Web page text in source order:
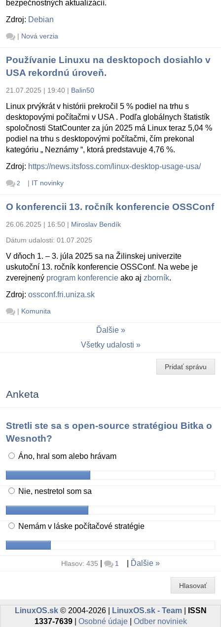
bezpečnostných aktualizácií.
Zdroj: Debian
| Nová verzia
Používanie Linuxu na desktopoch dosiahlo v
USA rekordnú úroveň.
21.07.2025 | 19:40 | Balin50
Linux prvýkrát v histórii prekročil 5 % podiel na trhu s
desktopovými počítačmi v USA . Podľa globálnych štatistík
spoločnosti StatCounter za jún 2025 má Linux teraz 5,04 %
podiel na trhu s desktopovými počítačmi, čím prekonal
kategóriu „ Neznámy “, ktorá predstavuje 4,76 %.
Zdroj: https://news.itsfoss.com/linux-desktop-usage-usa/
2 | IT novinky
O konferencii 13. ročník konferencie OSSConf
26.06.2025 | 16:50 | Miroslav Bendík
Dátum udalosti: 01.07.2025
V dňoch 1. – 3. júla 2025 sa na Žilinskej univerzite
uskutoční 13. ročník konferencie OSSConf. Na webe je
zverejnený program konferencie ako aj zborník.
Zdroj: ossconf.fri.uniza.sk
| Komunita
Ďalšie
Všetky udalosti
Pridať správu
Anketa
Stretli ste sa s open-source stratégiou Bitka o
Wesnoth?
Áno, hral som alebo hrávam
Nie, nestretol som sa
Nemám v láske počítačové stratégie
Hlasov: 435 1 Ďalšie
Hlasovať
LinuxOS.sk© 2004-2026 | LinuxOS.sk - Team|
ISSN
1337-7639| Osobné údaje| Odber noviniek